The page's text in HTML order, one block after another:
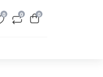
0 0 0